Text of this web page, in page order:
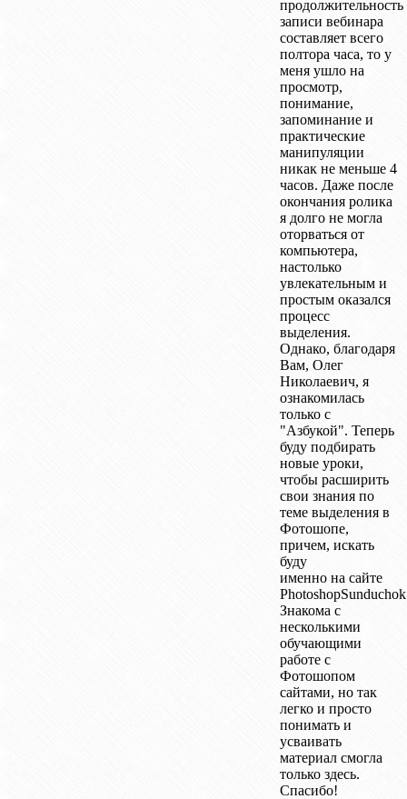
продолжительность
записи вебинара
составляет всего
полтора часа, то у
меня ушло на
просмотр,
понимание,
запоминание и
практические
манипуляции
никак не меньше 4
часов. Даже после
окончания ролика
я долго не могла
оторваться от
компьютера,
настолько
увлекательным и
простым оказался
процесс
выделения.
Однако, благодаря
Вам, Олег
Николаевич, я
ознакомилась
только с
"Азбукой". Теперь
буду подбирать
новые уроки,
чтобы расширить
свои знания по
теме выделения в
Фотошопе,
причем, искать
буду
именно на сайте
Знакома с
несколькими
обучающими
работе с
Фотошопом
сайтами, но так
легко и просто
понимать и
усваивать
материал смогла
только здесь.
Спасибо!